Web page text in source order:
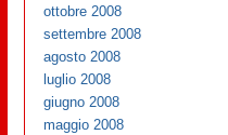
ottobre 2008
settembre 2008
agosto 2008
luglio 2008
giugno 2008
maggio 2008